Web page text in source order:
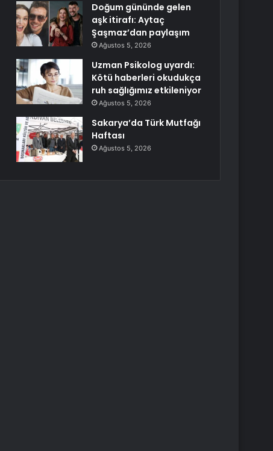
Doğum gününde gelen
aşk itirafı: Aytaç
Şaşmaz’dan paylaşım
Ağustos 5, 2026
Uzman Psikolog uyardı:
Kötü haberleri okudukça
ruh sağlığımız etkileniyor
Ağustos 5, 2026
Sakarya’da Türk Mutfağı
Haftası
Ağustos 5, 2026